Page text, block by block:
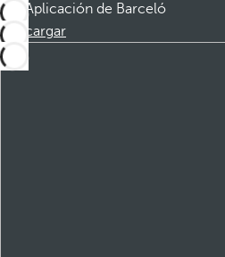
Aplicación de Barceló
Descargar